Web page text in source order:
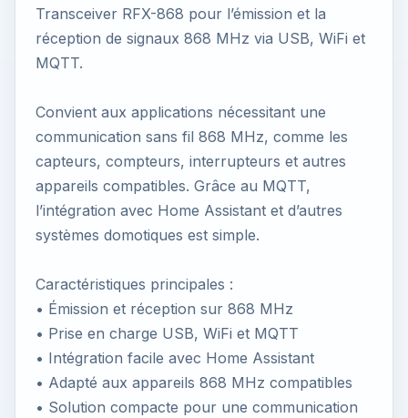
Transceiver RFX-868 pour l’émission et la
réception de signaux 868 MHz via USB, WiFi et
MQTT.
Convient aux applications nécessitant une
communication sans fil 868 MHz, comme les
capteurs, compteurs, interrupteurs et autres
appareils compatibles. Grâce au MQTT,
l’intégration avec Home Assistant et d’autres
systèmes domotiques est simple.
Caractéristiques principales :
• Émission et réception sur 868 MHz
• Prise en charge USB, WiFi et MQTT
• Intégration facile avec Home Assistant
• Adapté aux appareils 868 MHz compatibles
• Solution compacte pour une communication